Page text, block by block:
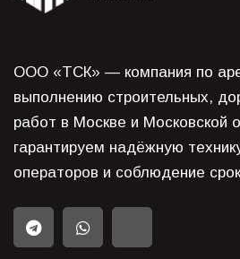
ООО «ТСК» — компания по
выполнению строительных,
работ в Москве и Московской
гарантируем надёжную
операторов и соблюдение